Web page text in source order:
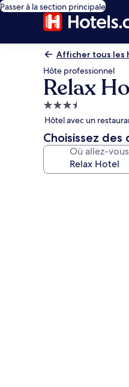
Passer à la section principale
Afficher tous les
Hôte professionnel
Relax
Hébergement
3.5 étoiles
Hôtel avec un
Choisissez
Où allez-